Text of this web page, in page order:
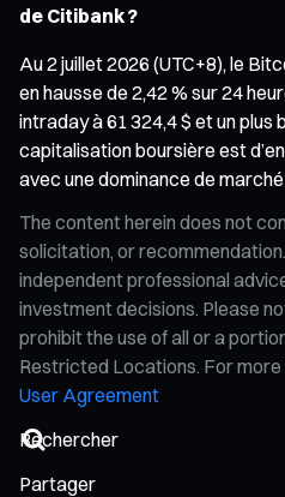
de Citibank ?
Au 2 juillet 2026 (UTC+8), le
en hausse de 2,42 % sur 24
intraday à 61 324,4 $ et un plus
capitalisation boursière est
avec une dominance de
The content herein does not
solicitation, or
independent professional
investment decisions. Please
prohibit the use of all or a
Restricted Locations. For
User Agreement
Partager